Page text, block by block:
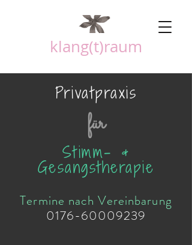
klang(t)raum
Privatpraxis
für
Stimm- &
Gesangstherapie
Termine nach Vereinbarung
0176-60009239